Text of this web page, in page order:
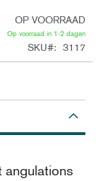
OP VOORRAAD
Op voorraad in 1-2 dagen
SKU 3117
angulations